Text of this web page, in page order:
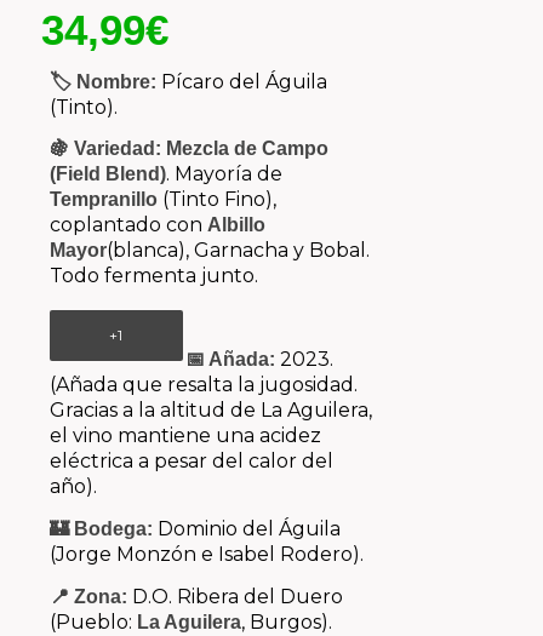
34,99€
🏷️ Nombre: Pícaro del Águila
(Tinto).
🍇 Variedad: Mezcla de Campo
(Field Blend). Mayoría de
Tempranillo(Tinto Fino),
coplantado con Albillo
Mayor(blanca), Garnacha y Bobal.
Todo fermenta junto.
+1
📅 Añada: 2023.
(Añada que resalta la jugosidad.
Gracias a la altitud de La Aguilera,
el vino mantiene una acidez
eléctrica a pesar del calor del
año).
🏰 Bodega: Dominio del Águila
(Jorge Monzón e Isabel Rodero).
📍 Zona: D.O. Ribera del Duero
(Pueblo: La Aguilera, Burgos).